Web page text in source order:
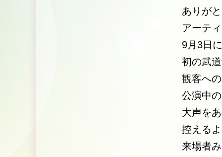
ありが
アーテ
9月3日
初の武
観客へ
公演中
大声を
控える
来場者